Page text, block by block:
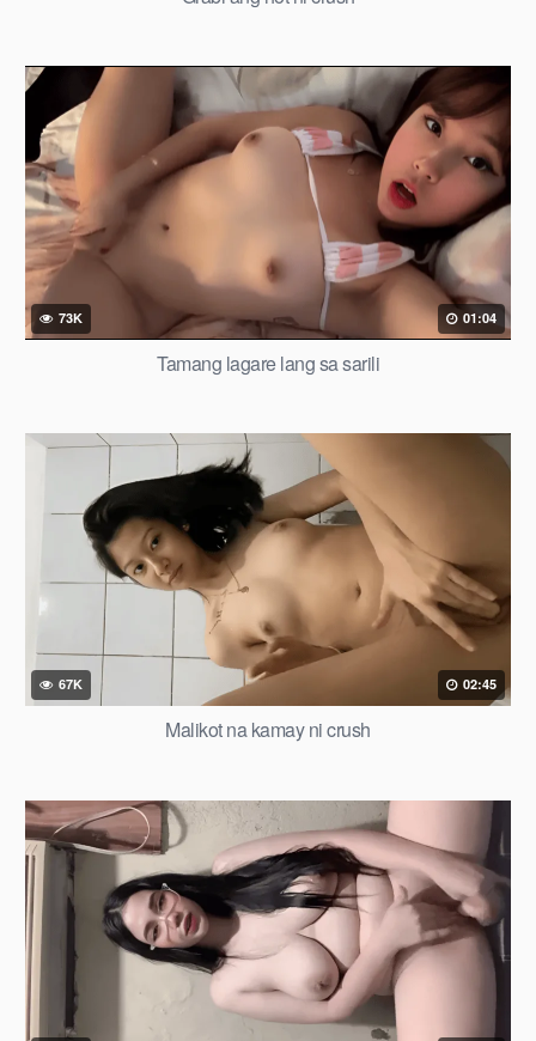
73K 01:04
Tamang lagare lang sa sarili
67K 02:45
Malikot na kamay ni crush